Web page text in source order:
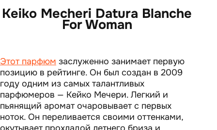
Keiko Mecheri Datura Blanche
For Woman
Этот парфюм заслуженно занимает первую
позицию в рейтинге. Он был создан в 2009
году одним из самых талантливых
парфюмеров — Кейко Мечери. Легкий и
пьянящий аромат очаровывает с первых
ноток. Он переливается своими оттенками,